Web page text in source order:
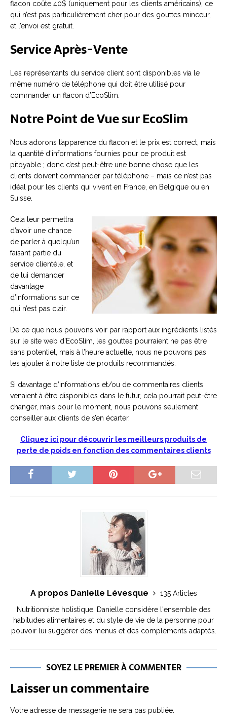
flacon coûte 40$ (uniquement pour les clients américains), ce
qui n’est pas particulièrement cher pour des gouttes minceur,
et l’envoi est gratuit.
Service Après-Vente
Les représentants du service client sont disponibles via le
même numéro de téléphone qui doit être utilisé pour
commander un flacon d’EcoSlim.
Notre Point de Vue sur EcoSlim
Nous adorons l’apparence du flacon et le prix est correct, mais
la quantité d’informations fournies pour ce produit est
pitoyable ; donc c’est peut-être une bonne chose que les
clients doivent commander par téléphone – mais ce n’est pas
idéal pour les clients qui vivent en France, en Belgique ou en
Suisse.
Cela leur permettra
d’avoir une chance
de parler à quelqu’un
faisant partie du
service clientèle, et
de lui demander
davantage
d’informations sur ce
qui n’est pas clair.
De ce que nous pouvons voir par rapport aux ingrédients listés
sur le site web d’EcoSlim, les gouttes pourraient ne pas être
sans potentiel, mais à l’heure actuelle, nous ne pouvons pas
les ajouter à notre liste de produits recommandés.
Si davantage d’informations et/ou de commentaires clients
venaient à être disponibles dans le futur, cela pourrait peut-être
changer, mais pour le moment, nous pouvons seulement
conseiller aux clients de s’en écarter.
Cliquez ici pour découvrir les meilleurs produits de
perte de poids en fonction des commentaires clients
A propos Danielle Lévesque
135 Articles
Nutritionniste holistique, Danielle considère l'ensemble des
habitudes alimentaires et du style de vie de la personne pour
pouvoir lui suggérer des menus et des compléments adaptés.
SOYEZ LE PREMIER À COMMENTER
Laisser un commentaire
Votre adresse de messagerie ne sera pas publiée.